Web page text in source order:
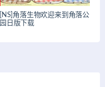
[NS]角落生物欢迎来到角落公
园日版下载